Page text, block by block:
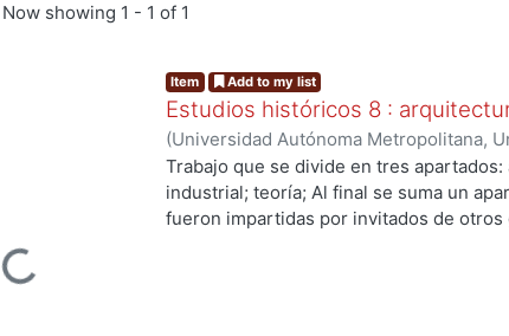
Now showing 1 - 1 of 1
Loading...
Item Add to my list
Estudios históricos 8 :
(Universidad Autónoma Metropolitana,
Artes para el Diseño, Departamento de
Redondo Gómez, Maruja, editora;
María del Pilar;Díaz Arellano, Guillermo;
Trabajo que se divide en tres
industrial; teoría; Al final se suma un
fueron impartidas por invitados de